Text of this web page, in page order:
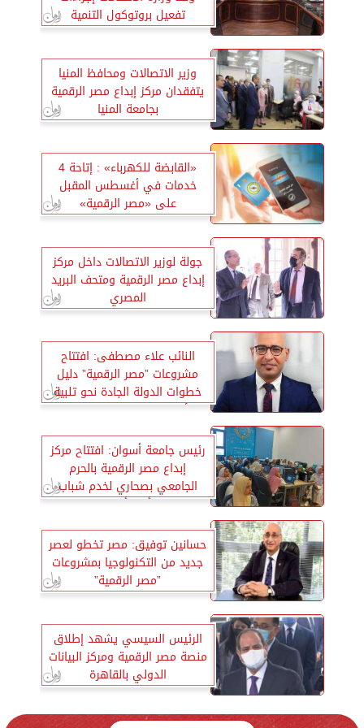
تفعيل بروتوكول التنمية
المجتمعية الرقمية
وزير الاتصالات ومحافظ المنيا
يتفقدان مركز إبداع مصر الرقمية
بجامعة المنيا
«القابضة للكهرباء» : إتاحة 4
خدمات في أغسطس المقبل
على «مصر الرقمية»
جولة لوزير الاتصالات داخل مركز
إبداع مصر الرقمية ومتحف البريد
المصري
النائب علاء مصطفى: افتتاح
مشروعات ”مصر الرقمية” دليل
خطوات الدولة الجادة نحو تلبية
لأهداف التنمية المستدامة
رئيس جامعة أسوان: افتتاح مركز
إبداع مصر الرقمية بالحرم
الجامعي بصحاري لخدم شباب
وأبناء أسوان
حسانين توفيق: مصر تخطو لعصر
جديد من التكنولوجيا بمشروعات
”مصر الرقمية”
الرئيس السيسي يشهد إطلاق
منصة مصر الرقمية ومركز البيانات
الدولي بالقاهرة